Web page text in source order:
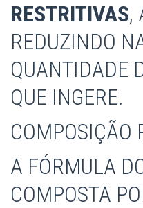
RESTRITIVAS,
REDUZINDO
QUANTIDADE
QUE INGERE.
COMPOSIÇÃO
A FÓRMULA
COMPOSTA